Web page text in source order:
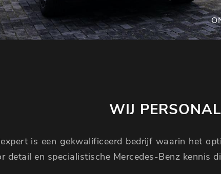
WIJ
is een gekwalificeerd bedrijf waarin het
detail en specialistische Mercedes-Benz kennis